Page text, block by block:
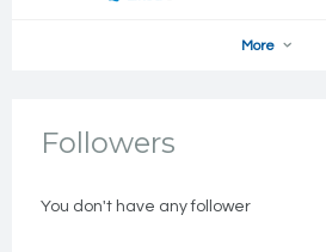
More
Followers
You don't have any follower